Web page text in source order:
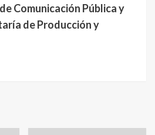
Comunicación Pública y
de Producción y